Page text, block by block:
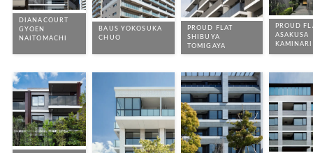
DIANACOURT
GYOEN
NAITOMACHI
BAUS YOKOSUKA
CHUO
PROUD FLAT
SHIBUYA
TOMIGAYA
PROUD
ASAKUSA